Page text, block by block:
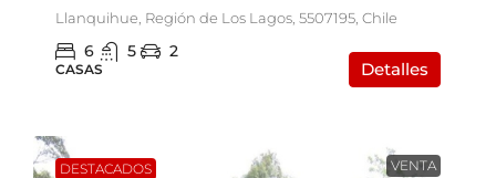
Llanquihue, Región de Los Lagos, 5507195, Chile
6 5 2
CASAS Detalles
DESTACADOS VENTA